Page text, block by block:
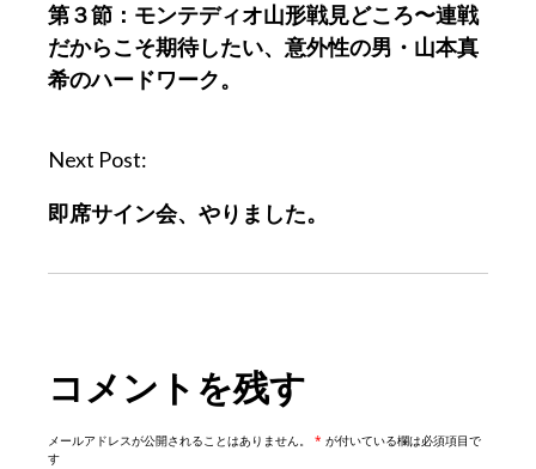
s
t
n
v
g
n
第３節：モンテディオ山形戦見どころ〜連戦
だからこそ期待したい、意外性の男・山本真
希のハードワーク。
Next Post:
即席サイン会、やりました。
コメントを残す
メールアドレスが公開されることはありません。 * が付いている欄は必須項目で
す